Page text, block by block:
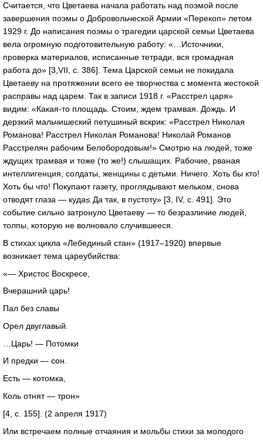
Считается, что Цветаева начала работать над поэмой после
завершения поэмы о Добровольческой Армии «Перекоп» летом
1929 г. До написания поэмы о трагедии царской семьи Цветаева
вела огромную подготовительную работу: «…Источники,
проверка материалов, исписанные тетради, вся громадная
работа до» [3,VII, с. 386]. Тема Царской семьи не покидала
Цветаеву на протяжении всего ее творчества с момента жестокой
расправы над царем. Так в записи 1918 г. «Расстрел царя»
видим: «Какая-то площадь. Стоим, ждем трамвая. Дождь. И
дерзкий мальчишеский петушиный вскрик: «Расстрел Николая
Романова! Расстрел Николая Романова! Николай Романов
Расстрелян рабочим Белобородовым!» Смотрю на людей, тоже
ждущих трамвая и тоже (то же!) слышащих. Рабочие, рваная
интеллигенция, солдаты, женщины с детьми. Ничего. Хоть бы кто!
Хоть бы что! Покупают газету, проглядывают мельком, снова
отводят глаза — куда≤ Да так, в пустоту» [3, IV, с. 491]. Это
событие сильно затронуло Цветаеву — то безразличие людей,
толпы, которую не волновало случившееся.
В стихах цикла «Лебединый стан» (1917–1920) впервые
возникает тема цареубийства:
«— Христос Воскресе,
Вчерашний царь!
Пал без славы
Орел двуглавый.
…Царь! — Потомки
И предки — сон.
Есть — котомка,
Коль отнят — трон»
[4, с. 155]. (2 апреля 1917)
Или встречаем полные отчаяния и мольбы стихи за молодого